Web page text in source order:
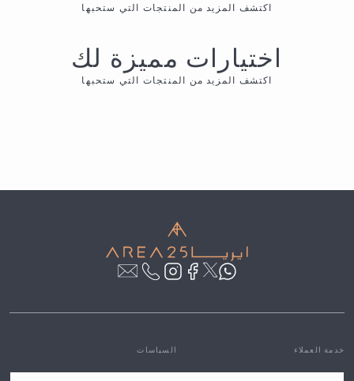
اكتشف المزيد من المنتجات التي ستحبها
اختيارات مميزة لك
اكتشف المزيد من المنتجات التي ستحبها
خدمة العملاء السياسات